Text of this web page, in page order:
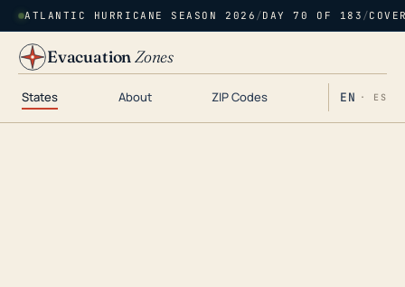
ATLANTIC HURRICANE SEASON 2026 /DAY 70 OF 183 /
EvacuationZones
States About ZIP Codes EN · ES